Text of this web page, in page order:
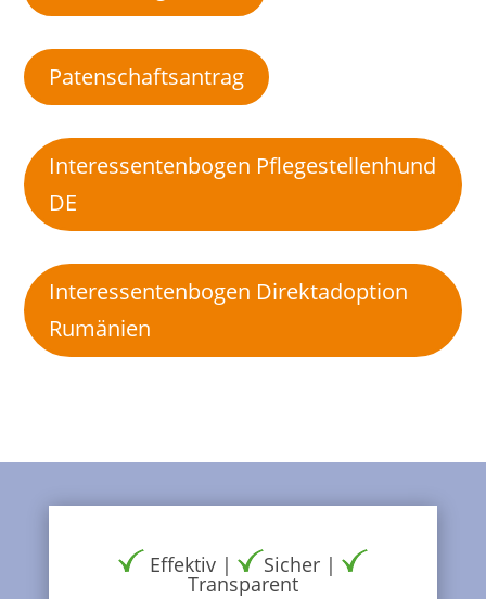
Patenschaftsantrag
Interessentenbogen Pflegestellenhund
DE
Interessentenbogen Direktadoption
Rumänien
Effektiv | Sicher |
Transparent